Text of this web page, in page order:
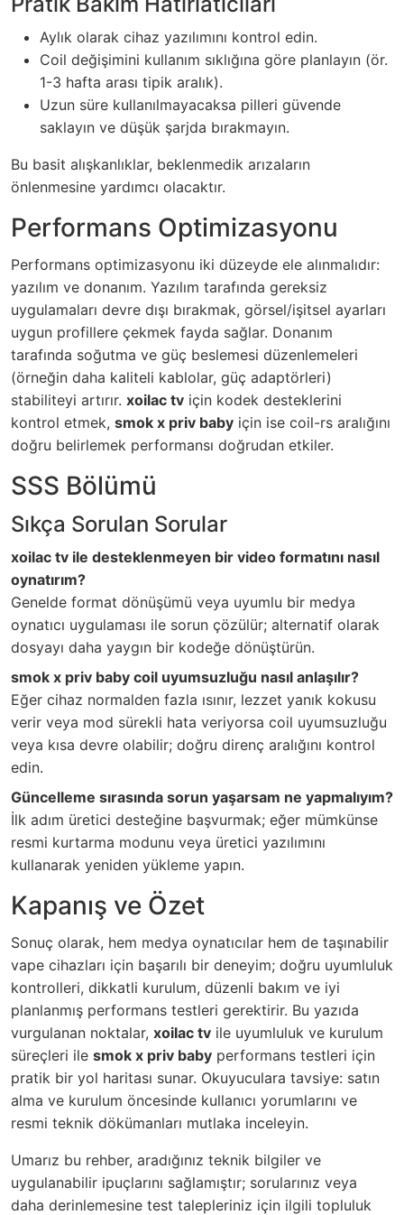
Aylık olarak cihaz yazılımını kontrol edin.
Coil değişimini kullanım sıklığına göre planlayın (ör.
1-3 hafta arası tipik aralık).
Uzun süre kullanılmayacaksa pilleri güvende
saklayın ve düşük şarjda bırakmayın.
Bu basit alışkanlıklar, beklenmedik arızaların
önlenmesine yardımcı olacaktır.
Performans Optimizasyonu
Performans optimizasyonu iki düzeyde ele alınmalıdır:
yazılım ve donanım. Yazılım tarafında gereksiz
uygulamaları devre dışı bırakmak, görsel/işitsel ayarları
uygun profillere çekmek fayda sağlar. Donanım
tarafında soğutma ve güç beslemesi düzenlemeleri
(örneğin daha kaliteli kablolar, güç adaptörleri)
stabiliteyi artırır. xoilac tv için kodek desteklerini
kontrol etmek, smok x priv baby için ise coil-rs aralığını
doğru belirlemek performansı doğrudan etkiler.
SSS Bölümü
Sıkça Sorulan Sorular
xoilac tv ile desteklenmeyen bir video formatını nasıl
oynatırım?
Genelde format dönüşümü veya uyumlu bir medya
oynatıcı uygulaması ile sorun çözülür; alternatif olarak
dosyayı daha yaygın bir kodeğe dönüştürün.
smok x priv baby coil uyumsuzluğu nasıl anlaşılır?
Eğer cihaz normalden fazla ısınır, lezzet yanık kokusu
verir veya mod sürekli hata veriyorsa coil uyumsuzluğu
veya kısa devre olabilir; doğru direnç aralığını kontrol
edin.
Güncelleme sırasında sorun yaşarsam ne yapmalıyım?
İlk adım üretici desteğine başvurmak; eğer mümkünse
resmi kurtarma modunu veya üretici yazılımını
kullanarak yeniden yükleme yapın.
Kapanış ve Özet
Sonuç olarak, hem medya oynatıcılar hem de taşınabilir
vape cihazları için başarılı bir deneyim; doğru uyumluluk
kontrolleri, dikkatli kurulum, düzenli bakım ve iyi
planlanmış performans testleri gerektirir. Bu yazıda
vurgulanan noktalar, xoilac tv ile uyumluluk ve kurulum
süreçleri ile smok x priv baby performans testleri için
pratik bir yol haritası sunar. Okuyuculara tavsiye: satın
alma ve kurulum öncesinde kullanıcı yorumlarını ve
resmi teknik dökümanları mutlaka inceleyin.
Umarız bu rehber, aradığınız teknik bilgiler ve
uygulanabilir ipuçlarını sağlamıştır; sorularınız veya
daha derinlemesine test talepleriniz için ilgili topluluk